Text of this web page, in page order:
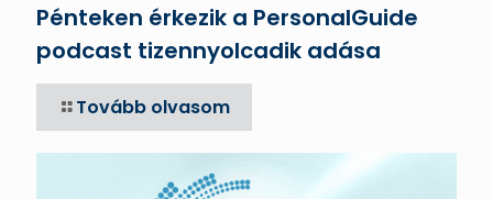
Pénteken érkezik a PersonalGuide
podcast tizennyolcadik adása
Tovább olvasom